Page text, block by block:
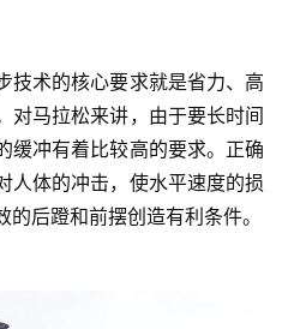
技术的核心要求就是省力、高
对马拉松来讲，由于要长时间
缓冲有着比较高的要求。正确
人体的冲击，使水平速度的损
后蹬和前摆创造有利条件。